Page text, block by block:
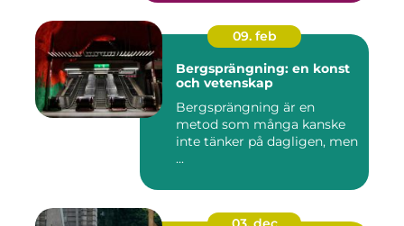
09. feb
Bergsprängning: en konst
och vetenskap
Bergsprängning är en
metod som många kanske
inte tänker på dagligen, men
...